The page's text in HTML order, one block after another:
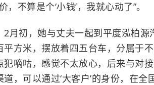
，不算是个‘小钱’，我就心动了”。
2月初，她与丈夫一起到平度泓柏
平方米，摆放着四五台车，分属于
犯嘀咕，感觉不太放心，后来与对
，可以通过‘大客户’的身份，在全